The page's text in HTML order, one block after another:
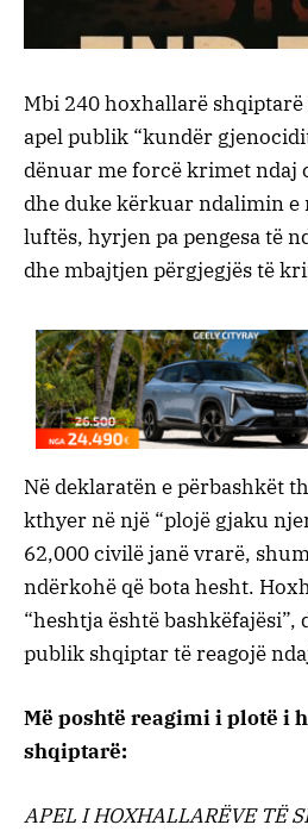
Mbi 240 hoxhallarë
apel publik “kundër
dënuar me forcë krimet ndaj
dhe duke kërkuar ndalimin e
luftës, hyrjen pa pengesa të
dhe mbajtjen përgjegjës të
Në deklaratën e përbashkët
kthyer në një “plojë gjaku
62,000 civilë janë vrarë,
ndërkohë që bota hesht.
“heshtja është
publik shqiptar të reagojë
Më poshtë reagimi i plotë i
shqiptarë:
APEL I HOXHALLARËVE TË